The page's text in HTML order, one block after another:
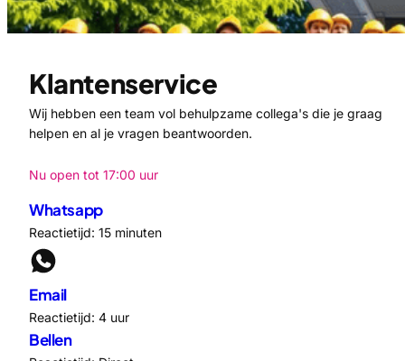
Klantenservice
Wij hebben een team vol behulpzame collega's die je graag
helpen en al je vragen beantwoorden.
Nu open tot 17:00 uur
Whatsapp
Reactietijd: 15 minuten
Email
Reactietijd: 4 uur
Bellen